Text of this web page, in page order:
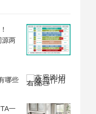
源两
哪些
一